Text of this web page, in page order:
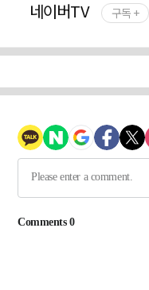
네이버TV 구독 +